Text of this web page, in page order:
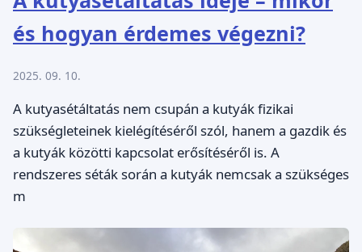
és hogyan érdemes végezni?
2025. 09. 10.
A kutyasétáltatás nem csupán a kutyák fizikai
szükségleteinek kielégítéséről szól, hanem a gazdik és
a kutyák közötti kapcsolat erősítéséről is. A
rendszeres séták során a kutyák nemcsak a szükséges
m